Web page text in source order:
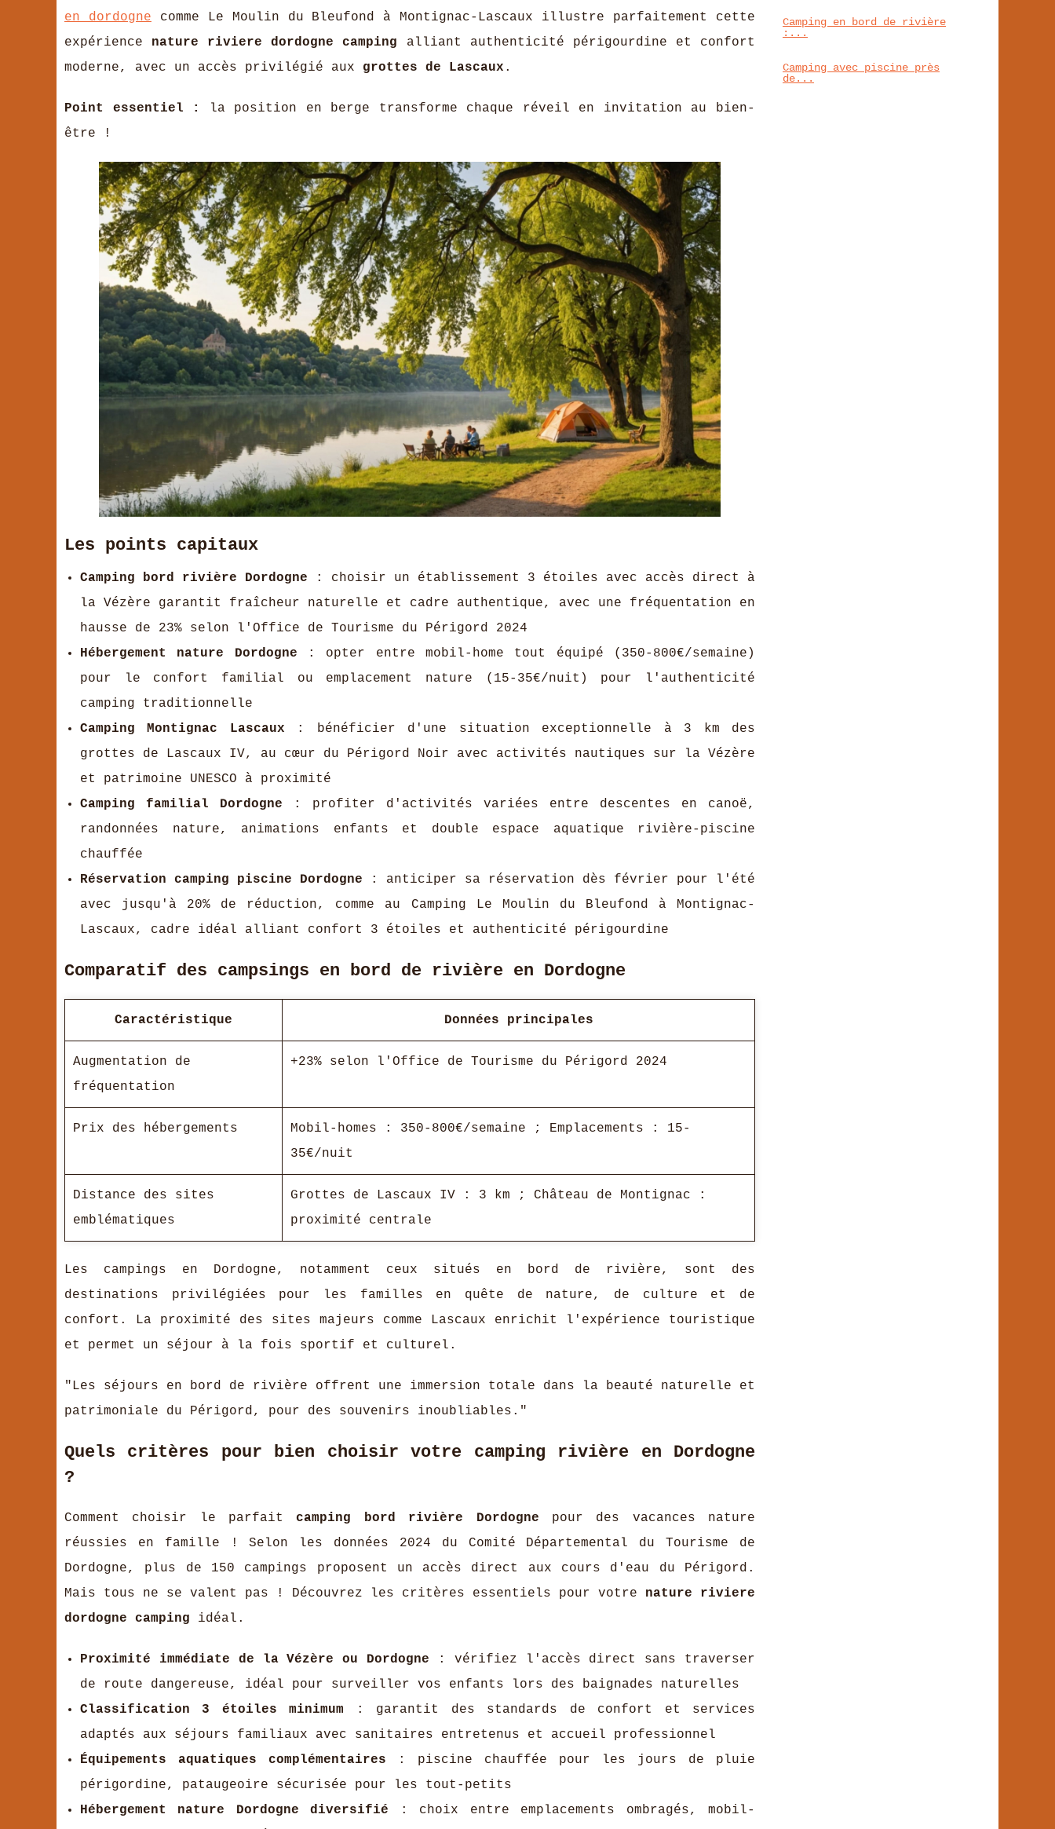
en dordogne comme Le Moulin du Bleufond à Montignac-Lascaux illustre parfaitement cette
expérience nature riviere dordogne camping alliant authenticité périgourdine et confort
moderne, avec un accès privilégié aux grottes de Lascaux .
Point essentiel :
la position en berge transforme chaque réveil en invitation au bien-
être !
Les points capitaux
Camping bord rivière Dordogne : choisir un établissement 3 étoiles avec accès direct à
la Vézère garantit fraîcheur naturelle et cadre authentique, avec une fréquentation en
hausse de 23% selon l'Office de Tourisme du Périgord 2024
Hébergement nature Dordogne : opter entre mobil-home tout équipé (350-800€/semaine)
pour le confort familial ou emplacement nature (15-35€/nuit) pour l'authenticité
camping traditionnelle
Camping Montignac Lascaux : bénéficier d'une situation exceptionnelle à 3 km des
grottes de Lascaux IV, au cœur du Périgord Noir avec activités nautiques sur la Vézère
et patrimoine UNESCO à proximité
Camping familial Dordogne : profiter d'activités variées entre descentes en canoë,
randonnées nature, animations enfants et double espace aquatique rivière-piscine
chauffée
Réservation camping piscine Dordogne : anticiper sa réservation dès février pour l'été
avec jusqu'à 20% de réduction, comme au Camping Le Moulin du Bleufond à Montignac-
Lascaux, cadre idéal alliant confort 3 étoiles et authenticité périgourdine
Comparatif des campsings en bord de rivière en Dordogne
Caractéristique Données principales
Augmentation de
fréquentation
+23% selon l'Office de Tourisme du Périgord 2024
Prix des hébergements
Mobil-homes : 350-800€/semaine ; Emplacements : 15-
35€/nuit
Distance des sites
emblématiques
Grottes de Lascaux IV : 3 km ; Château de Montignac :
proximité centrale
Les campings en Dordogne, notamment ceux situés en bord de rivière, sont des
destinations privilégiées pour les familles en quête de nature, de culture et de
confort. La proximité des sites majeurs comme Lascaux enrichit l'expérience touristique
et permet un séjour à la fois sportif et culturel.
"Les séjours en bord de rivière offrent une immersion totale dans la beauté naturelle et
patrimoniale du Périgord, pour des souvenirs inoubliables."
Quels critères pour bien choisir votre camping rivière en Dordogne
?
Comment choisir le parfaitcamping bord rivière Dordogne pour des vacances nature
réussies en famille ! Selon les données 2024 du Comité Départemental du Tourisme de
Dordogne, plus de 150 campings proposent un accès direct aux cours d'eau du Périgord.
Mais tous ne se valent pas ! Découvrez les critères essentiels pour votre nature riviere
dordogne camping idéal.
Proximité immédiate de la Vézère ou Dordogne : vérifiez l'accès direct sans traverser
de route dangereuse, idéal pour surveiller vos enfants lors des baignades naturelles
Classification 3 étoiles minimum : garantit des standards de confort et services
adaptés aux séjours familiaux avec sanitaires entretenus et accueil professionnel
Équipements aquatiques complémentaires : piscine chauffée pour les jours de pluie
périgordine, pataugeoire sécurisée pour les tout-petits
Hébergement nature Dordogne diversifié : choix entre emplacements ombragés, mobil-
Camping en bord de rivière
:...
Camping avec piscine près
de...